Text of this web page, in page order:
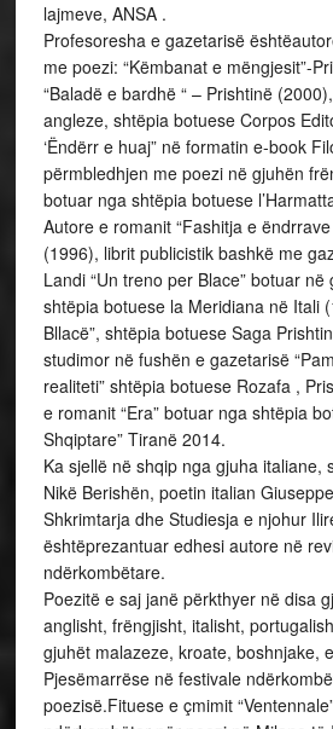
lajmeve, ANSA .
Profesoresha e gazetarisë
me poezi: “Këmbanat e mëngjesit”-
“Baladë e bardhë “ – Prishtinë
angleze, shtëpia botuese Corpos
‘Ëndërr e huaj” në formatin e-book
përmbledhjen me poezi në gjuhën
botuar nga shtëpia botuese
Autore e romanit “Fashitja e
(1996), librit publicistik bashkë me
Landi “Un treno per Blace” botuar
shtëpia botuese la Meridiana në Itali
Bllacë”, shtëpia botuese Saga
studimor në fushën e gazetarisë
realiteti” shtëpia botuese Rozafa ,
e romanit “Era” botuar nga shtëpia
Shqiptare” Tiranë 2014.
Ka sjellë në shqip nga gjuha italiane,
Nikë Berishën, poetin italian
Shkrimtarja dhe Studiesja e njohur
ështëprezantuar edhesi autore në
ndërkombëtare.
Poezitë e saj janë përkthyer në disa
anglisht, frëngjisht, italisht,
gjuhët malazeze, kroate, boshnjake,
Pjesëmarrëse në festivale
poezisë.Fituese e çmimit